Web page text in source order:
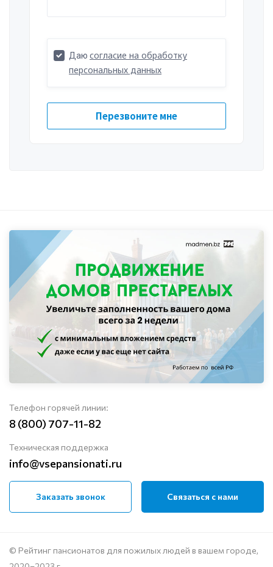
Телефон горячей линии:
8 (800) 707-11-82
Техническая поддержка
info@vsepansionati.ru
Заказать звонок Связаться с нами
© Рейтинг пансионатов для пожилых людей в вашем городе,